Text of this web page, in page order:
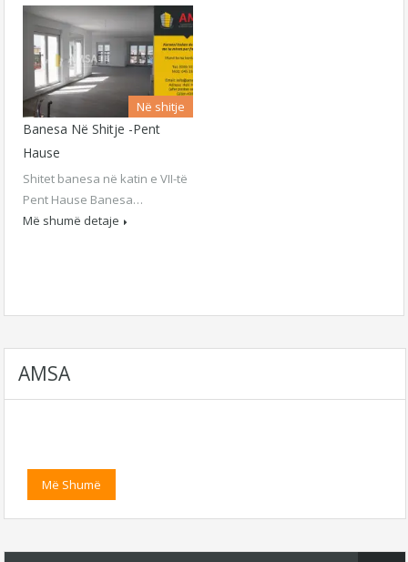
Në shitje
Banesa Në Shitje -Pent
Hause
Shitet banesa në katin e VII-të
Pent Hause Banesa…
Më shumë detaje
AMSA
Më Shumë